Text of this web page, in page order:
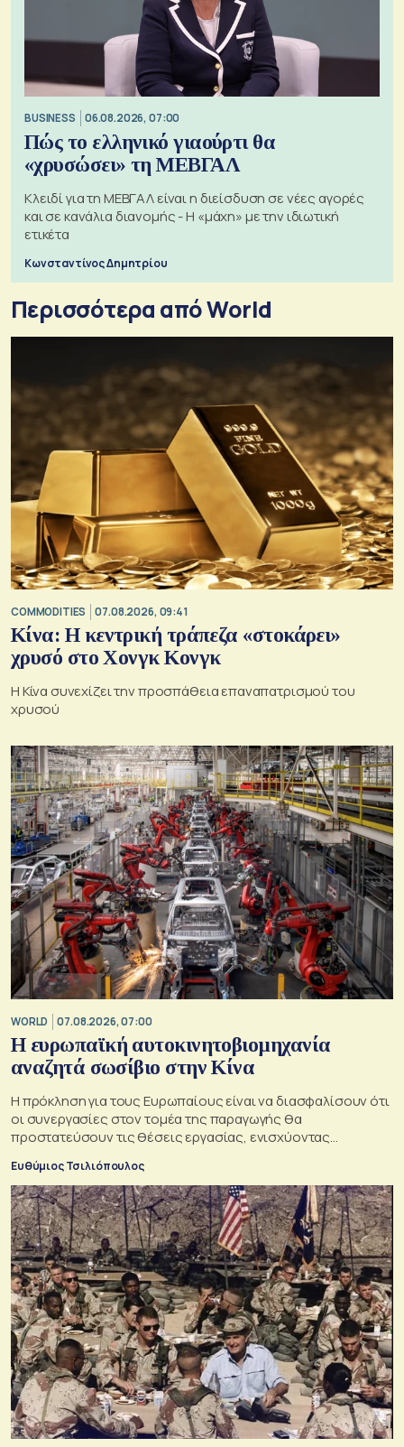
BUSINESS 06.08.2026, 07:00
Πώς το ελληνικό γιαούρτι θα
«χρυσώσει» τη ΜΕΒΓΑΛ
Κλειδί για τη ΜΕΒΓΑΛ είναι η διείσδυση σε νέες αγορές
και σε κανάλια διανομής - Η «μάχη» με την ιδιωτική
ετικέτα
Κωνσταντίνος Δημητρίου
Περισσότερα από World
COMMODITIES 07.08.2026, 09:41
Κίνα: Η κεντρική τράπεζα «στοκάρει»
χρυσό στο Χονγκ Κονγκ
Η Κίνα συνεχίζει την προσπάθεια επαναπατρισμού του
χρυσού
WORLD 07.08.2026, 07:00
Η ευρωπαϊκή αυτοκινητοβιομηχανία
αναζητά σωσίβιο στην Κίνα
Η πρόκληση για τους Ευρωπαίους είναι να διασφαλίσουν ότι
οι συνεργασίες στον τομέα της παραγωγής θα
προστατεύσουν τις θέσεις εργασίας, ενισχύοντας
παράλληλα τις αλυσίδες εφοδιασμού
Ευθύμιος Τσιλιόπουλος